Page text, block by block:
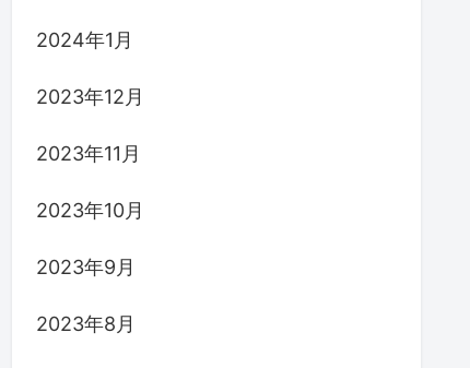
2024年1月
2023年12月
2023年11月
2023年10月
2023年9月
2023年8月